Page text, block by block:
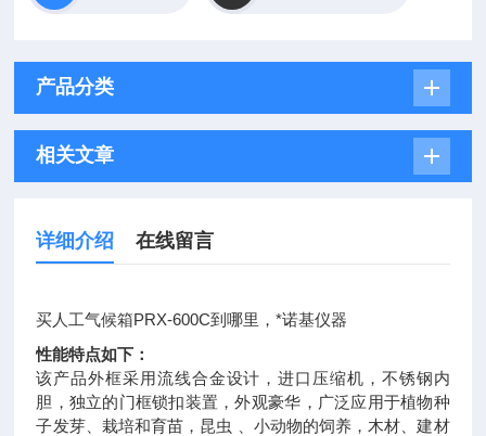
产品分类
相关文章
详细介绍 在线留言
买人工气候箱PRX-600C到哪里，*诺基仪器
性能特点如下：
该产品外框采用流线合金设计，进口压缩机，不锈钢内
胆，独立的门框锁扣装置，外观豪华，广泛应用于植物种
子发芽、栽培和育苗，昆虫 、小动物的饲养，木材、建材